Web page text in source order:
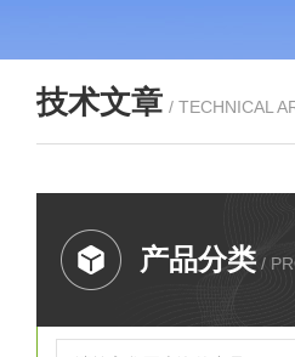
技术文章 / TECHNICAL
产品分类 /